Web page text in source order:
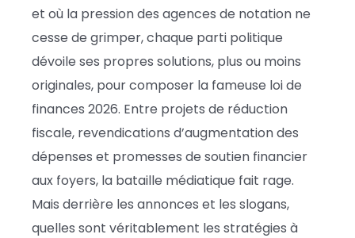
et où la pression des agences de notation ne
cesse de grimper, chaque parti politique
dévoile ses propres solutions, plus ou moins
originales, pour composer la fameuse loi de
finances 2026. Entre projets de réduction
fiscale, revendications d’augmentation des
dépenses et promesses de soutien financier
aux foyers, la bataille médiatique fait rage.
Mais derrière les annonces et les slogans,
quelles sont véritablement les stratégies à